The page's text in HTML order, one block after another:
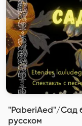
"PaberiAed"/Сад
русском